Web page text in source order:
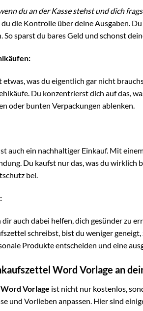
du an der Kasse stehst und dich
die Kontrolle über deine Ausgaben.
So sparst du bares Geld und schonst
etwas, was du eigentlich gar nicht
Du konzentrierst dich auf das,
oder bunten Verpackungen ablenken.
auch ein nachhaltiger Einkauf. Mit
Du kaufst nur das, was du
bei.
auch dabei helfen, dich gesünder zu
schreibst, bist du weniger
Produkte entscheiden und eine
Word Vorlage an
Vorlage ist nicht nur kostenlos,
und Vorlieben anpassen. Hier sind